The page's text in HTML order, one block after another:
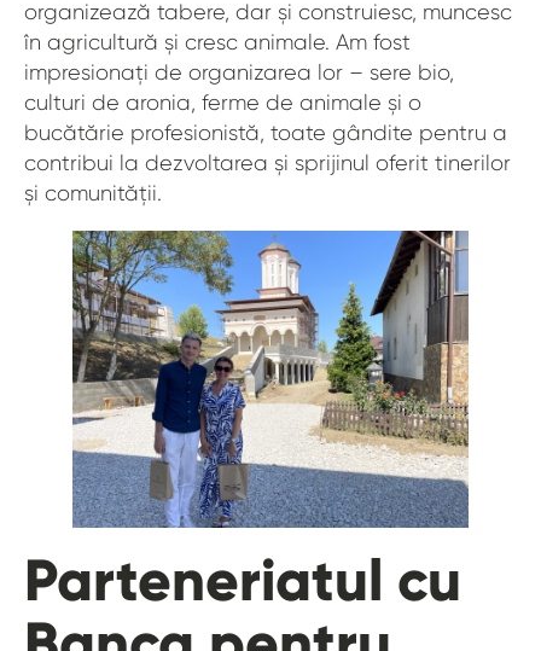
organizează tabere, dar și construiesc, muncesc
în agricultură și cresc animale. Am fost
impresionați de organizarea lor – sere bio,
culturi de aronia, ferme de animale și o
bucătărie profesionistă, toate gândite pentru a
contribui la dezvoltarea și sprijinul oferit tinerilor
și comunității.
Parteneriatul cu